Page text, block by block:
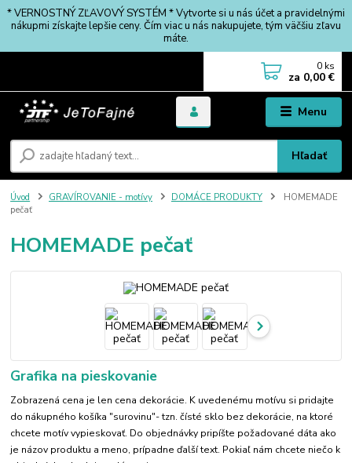
* VERNOSTNÝ ZĽAVOVÝ SYSTÉM * Vytvorte si u nás účet a pravidelnými
nákupmi získajte lepšie ceny. Čím viac u nás nakupujete, tým väčšiu zľavu
máte.
Menu
Hľadať
0 ks
za 0,00 €
Úvod GRAVÍROVANIE - motívy DOMÁCE PRODUKTY
HOMEMADE
pečať
HOMEMADE pečať
Grafika na pieskovanie
Zobrazená cena je len cena dekorácie. K uvedenému motívu si pridajte
do nákupného košíka "surovinu"- tzn. čísté sklo bez dekorácie, na ktoré
chcete motív vypieskovať. Do objednávky pripíšte požadované dáta ako
je názov produktu a meno, prípadne ďalší text. Pokiaľ nám chcete niečo k